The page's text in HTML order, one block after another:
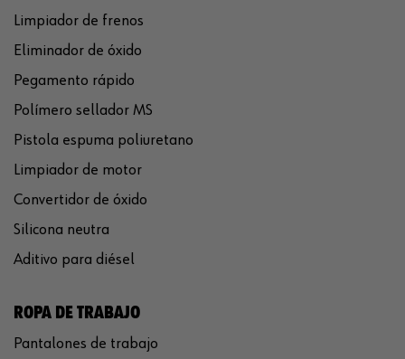
Limpiador de frenos
Eliminador de óxido
Pegamento rápido
Polímero sellador MS
Pistola espuma poliuretano
Limpiador de motor
Convertidor de óxido
Silicona neutra
Aditivo para diésel
ROPA DE TRABAJO
Pantalones de trabajo